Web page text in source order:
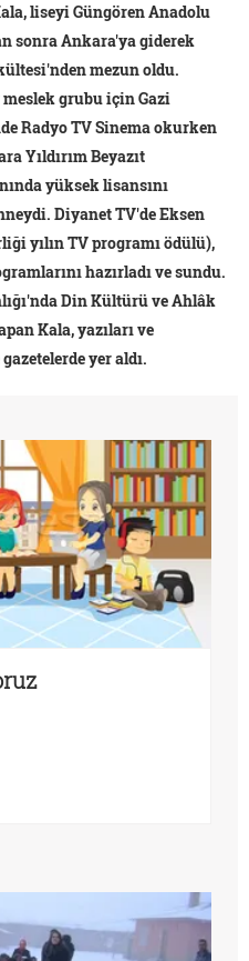
liseyi Güngören Anadolu
sonra Ankara'ya giderek
mezun oldu.
grubu için Gazi
Radyo TV Sinema okurken
Yıldırım Beyazıt
yüksek lisansını
Diyanet TV'de Eksen
yılın TV programı ödülü),
hazırladı ve sundu.
Din Kültürü ve Ahlâk
Kala, yazıları ve
yer aldı.